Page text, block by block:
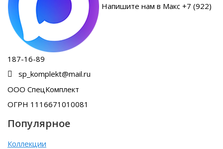
Напишите нам в Макс +7 (922)
187-16-89
sp_komplekt@mail.ru
ООО СпецКомплект
ОГРН 1116671010081
Популярное
Коллекции